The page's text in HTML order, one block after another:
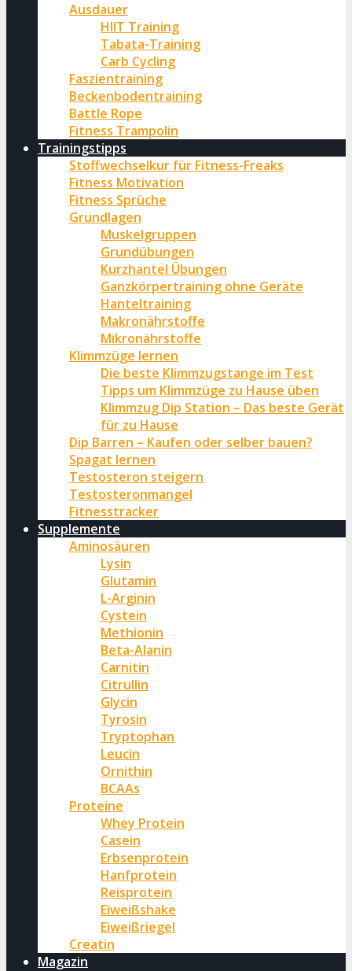
Ausdauer
HIIT Training
Tabata-Training
Carb Cycling
Faszientraining
Beckenbodentraining
Battle Rope
Fitness Trampolin
Trainingstipps
Stoffwechselkur für Fitness-Freaks
Fitness Motivation
Fitness Sprüche
Grundlagen
Muskelgruppen
Grundübungen
Kurzhantel Übungen
Ganzkörpertraining ohne Geräte
Hanteltraining
Makronährstoffe
Mikronährstoffe
Klimmzüge lernen
Die beste Klimmzugstange im Test
Tipps um Klimmzüge zu Hause üben
Klimmzug Dip Station – Das beste Gerät
für zu Hause
Dip Barren – Kaufen oder selber bauen?
Spagat lernen
Testosteron steigern
Testosteronmangel
Fitnesstracker
Supplemente
Aminosäuren
Lysin
Glutamin
L-Arginin
Cystein
Methionin
Beta-Alanin
Carnitin
Citrullin
Glycin
Tyrosin
Tryptophan
Leucin
Ornithin
BCAAs
Proteine
Whey Protein
Casein
Erbsenprotein
Hanfprotein
Reisprotein
Eiweißshake
Eiweißriegel
Creatin
Magazin